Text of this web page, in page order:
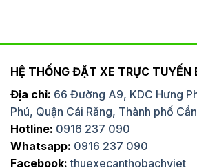
HỆ THỐNG ĐẶT XE TRỰC TUYẾN
Địa chỉ: 66 Đường A9, KDC Hưng
Phú, Quận Cái Răng, Thành phố
Hotline: 0916 237 090
Whatsapp: 0916 237 090
Facebook: thuexecanthobachviet